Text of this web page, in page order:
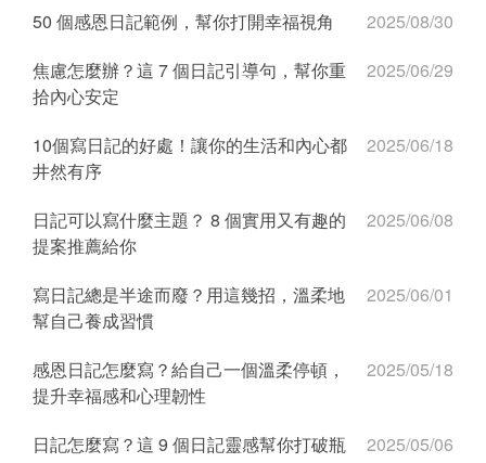
50 個感恩日記範例，幫你打開幸福視角
2025/08/30
焦慮怎麼辦？這 7 個日記引導句，幫你重
拾內心安定
2025/06/29
10個寫日記的好處！讓你的生活和內心都
井然有序
2025/06/18
日記可以寫什麼主題？ 8 個實用又有趣的
提案推薦給你
2025/06/08
寫日記總是半途而廢？用這幾招，溫柔地
幫自己養成習慣
2025/06/01
感恩日記怎麼寫？給自己一個溫柔停頓，
提升幸福感和心理韌性
2025/05/18
日記怎麼寫？這 9 個日記靈感幫你打破瓶
2025/05/06